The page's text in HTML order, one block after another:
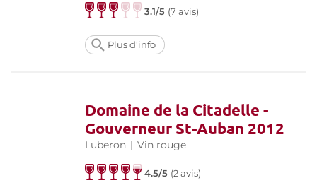
3.1/5 (7 avis)
Plus d'info
Domaine de la Citadelle -
Gouverneur St-Auban 2012
Luberon | Vin rouge
4.5/5 (2 avis)